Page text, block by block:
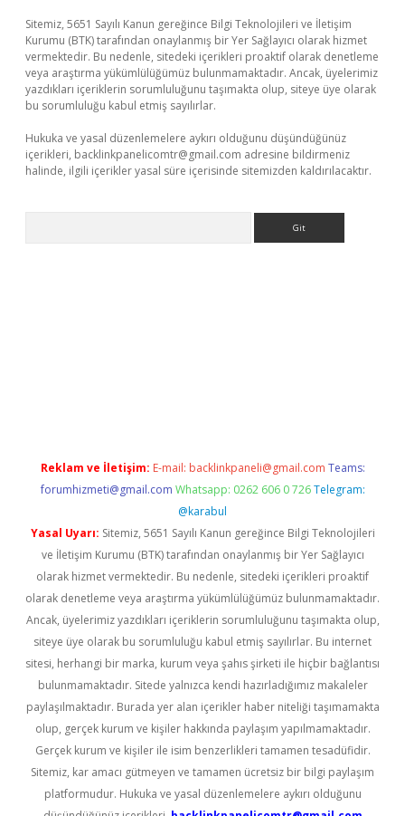
Sitemiz, 5651 Sayılı Kanun gereğince Bilgi Teknolojileri ve İletişim
Kurumu (BTK) tarafından onaylanmış bir Yer Sağlayıcı olarak hizmet
vermektedir. Bu nedenle, sitedeki içerikleri proaktif olarak denetleme
veya araştırma yükümlülüğümüz bulunmamaktadır. Ancak, üyelerimiz
yazdıkları içeriklerin sorumluluğunu taşımakta olup, siteye üye olarak
bu sorumluluğu kabul etmiş sayılırlar.
Hukuka ve yasal düzenlemelere aykırı olduğunu düşündüğünüz
içerikleri, backlinkpanelicomtr@gmail.com adresine bildirmeniz
halinde, ilgili içerikler yasal süre içerisinde sitemizden kaldırılacaktır.
Reklam ve İletişim: E-mail: backlinkpaneli@gmail.com Teams:
forumhizmeti@gmail.com Whatsapp: 0262 606 0 726 Telegram:
@karabul
Yasal Uyarı: Sitemiz, 5651 Sayılı Kanun gereğince Bilgi Teknolojileri
ve İletişim Kurumu (BTK) tarafından onaylanmış bir Yer Sağlayıcı
olarak hizmet vermektedir. Bu nedenle, sitedeki içerikleri proaktif
olarak denetleme veya araştırma yükümlülüğümüz bulunmamaktadır.
Ancak, üyelerimiz yazdıkları içeriklerin sorumluluğunu taşımakta olup,
siteye üye olarak bu sorumluluğu kabul etmiş sayılırlar. Bu internet
sitesi, herhangi bir marka, kurum veya şahıs şirketi ile hiçbir bağlantısı
bulunmamaktadır. Sitede yalnızca kendi hazırladığımız makaleler
paylaşılmaktadır. Burada yer alan içerikler haber niteliği taşımamakta
olup, gerçek kurum ve kişiler hakkında paylaşım yapılmamaktadır.
Gerçek kurum ve kişiler ile isim benzerlikleri tamamen tesadüfidir.
Sitemiz, kar amacı gütmeyen ve tamamen ücretsiz bir bilgi paylaşım
platformudur. Hukuka ve yasal düzenlemelere aykırı olduğunu